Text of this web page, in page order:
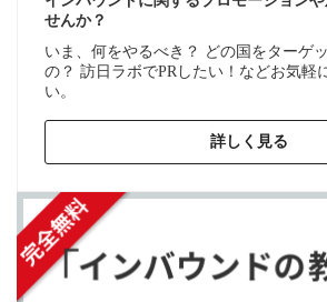
せんか？
いま、何をやるべき？ どの国をターゲ
の？ 訪日ラボでPRしたい！などお気軽
い。
詳しく見る